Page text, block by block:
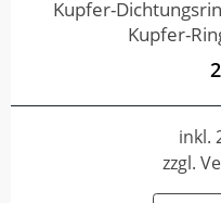
Kupfer-
Kupfer-
inkl.
zzgl.